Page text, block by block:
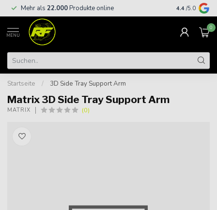
Mehr als 22.000Produkte online Kostenloser
€
4.4 /5.0
MENU
0
Startseite / 3D Side Tray Support Arm
Matrix 3D Side Tray Support Arm
MATRIX (0)